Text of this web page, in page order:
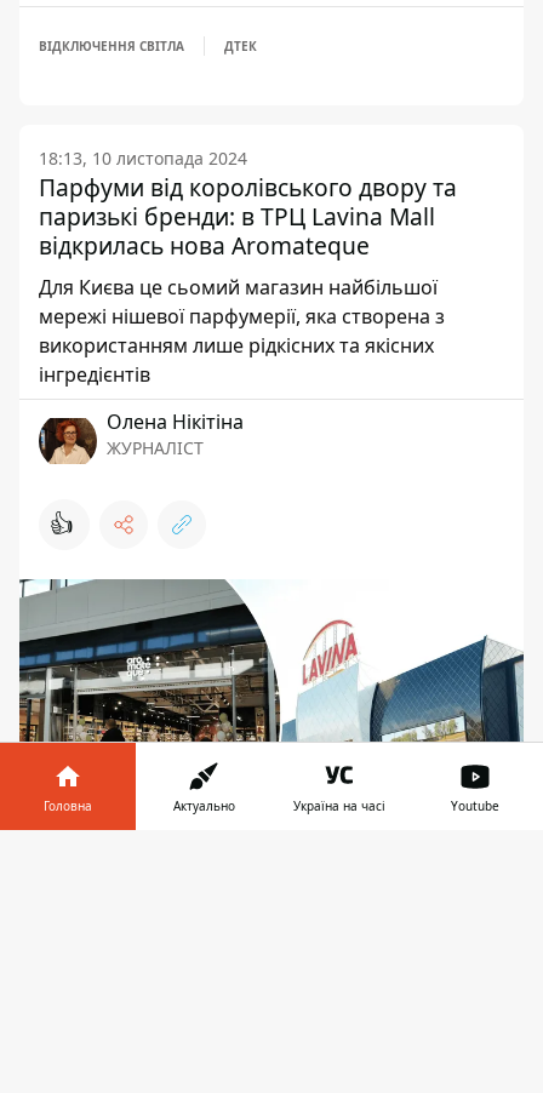
ВІДКЛЮЧЕННЯ СВІТЛА ДТЕК
18:13, 10 листопада 2024
Парфуми від королівського двору та
паризькі бренди: в ТРЦ Lavina Mall
відкрилась нова Aromateque
Для Києва це сьомий магазин найбільшої
мережі нішевої парфумерії, яка створена з
використанням лише рідкісних та якісних
інгредієнтів
Олена Нікітіна
ЖУРНАЛІСТ
👍
Головна Актуально Україна на часі Youtube